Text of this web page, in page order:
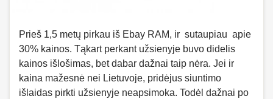
Prieš 1,5 metų pirkau iš Ebay RAM, ir sutaupiau apie
30% kainos. Tąkart perkant užsienyje buvo didelis
kainos išlošimas, bet dabar dažnai taip nėra. Jei ir
kaina mažesnė nei Lietuvoje, pridėjus siuntimo
išlaidas pirkti užsienyje neapsimoka. Todėl dažnai po